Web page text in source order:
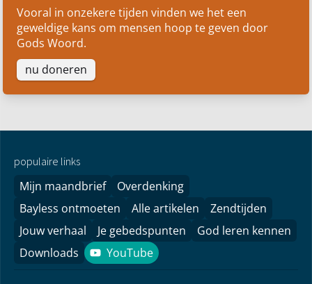
Vooral in onzekere tijden vinden we het een
geweldige kans om mensen hoop te geven door
Gods Woord.
nu doneren
populaire links
Mijn maandbrief
Overdenking
Bayless ontmoeten
Alle artikelen
Zendtijden
Jouw verhaal
Je gebedspunten
God leren kennen
Downloads
YouTube
YouTube